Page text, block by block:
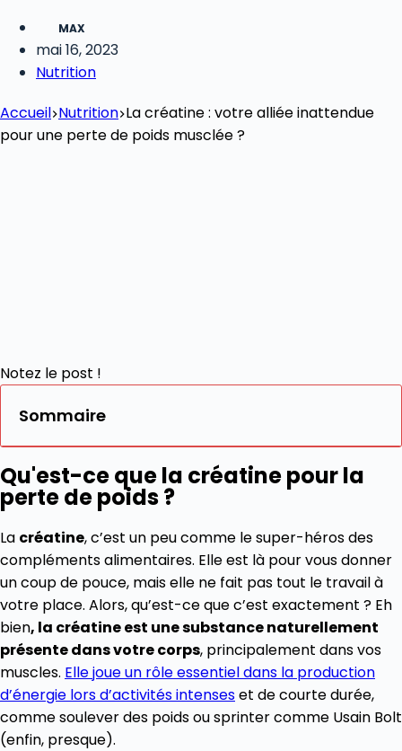
MAX
mai 16, 2023
Nutrition
Accueil Nutrition La créatine : votre alliée inattendue
pour une perte de poids musclée ?
Notez le post !
Sommaire
Qu'est-ce que la créatine pour la
perte de poids ?
La créatine, c’est un peu comme le super-héros des
compléments alimentaires. Elle est là pour vous donner
un coup de pouce, mais elle ne fait pas tout le travail à
votre place. Alors, qu’est-ce que c’est exactement ? Eh
bien, la créatine est une substance naturellement
présente dans votre corps, principalement dans vos
muscles. Elle joue un rôle essentiel dans la production
d’énergie lors d’activités intenseset de courte durée,
comme soulever des poids ou sprinter comme Usain Bolt
(enfin, presque).